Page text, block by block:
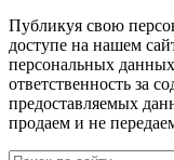
Публикуя свою
доступе на нашем
персональных
ответственность за
предоставляемых
продаем и не